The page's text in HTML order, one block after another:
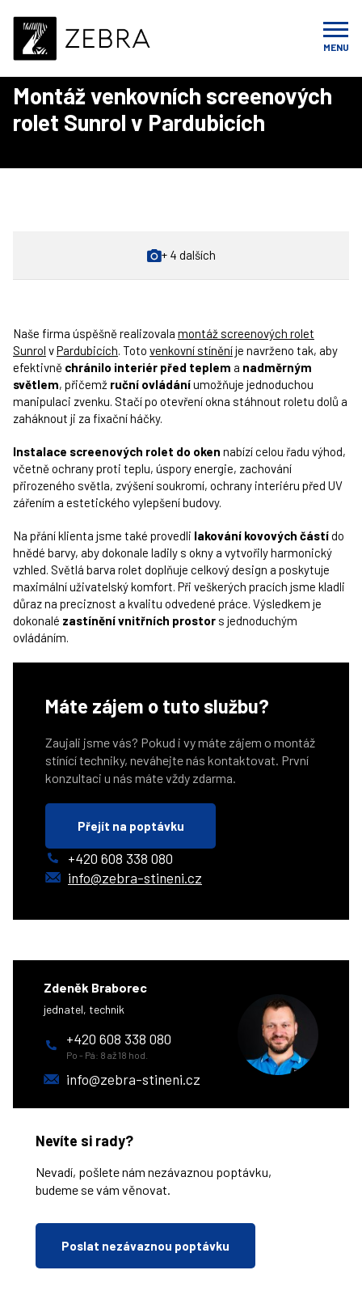
MENU
Úvod
Montáž venkovních screenových rolet Sunrol v Pardubicích
Montáž venkovních screenových
rolet Sunrol v Pardubicích
+ 4 dalších
Naše firma úspěšně realizovala montáž screenových rolet
Sunrol vPardubicích. Toto venkovní stíněníje navrženo tak, aby
efektivně chránilo interiér před teplem a nadměrným
světlem, přičemž ruční ovládáníumožňuje jednoduchou
manipulaci zvenku. Stačí po otevření okna stáhnout roletu dolů a
zaháknout ji za fixační háčky.
Instalace screenových rolet do oken nabízí celou řadu výhod,
včetně ochrany proti teplu, úspory energie, zachování
přirozeného světla, zvýšení soukromí, ochrany interiéru před UV
zářením a estetického vylepšení budovy.
Na přání klienta jsme také provedli lakování kovových částído
hnědé barvy, aby dokonale ladily s okny a vytvořily harmonický
vzhled. Světlá barva rolet doplňuje celkový design a poskytuje
maximální uživatelský komfort. Při veškerých pracích jsme kladli
důraz na preciznost a kvalitu odvedené práce. Výsledkem je
dokonalé zastínění vnitřních prostor s jednoduchým
ovládáním.
Máte zájem o tuto službu?
Zaujali jsme vás? Pokud i vy máte zájem o montáž
stínící techniky, neváhejte nás kontaktovat. První
konzultaci u nás máte vždy zdarma.
Přejít na poptávku
+420 608 338 080
info@zebra-stineni.cz
Zdeněk Braborec
jednatel, technik
+420 608 338 080
Po - Pá: 8 až 18 hod.
info@zebra-stineni.cz
Nevíte si rady?
Nevadí, pošlete nám nezávaznou poptávku,
budeme se vám věnovat.
Poslat nezávaznou poptávku